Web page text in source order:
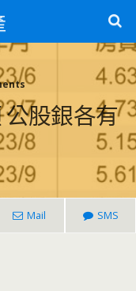
股銀各有
Mail SMS